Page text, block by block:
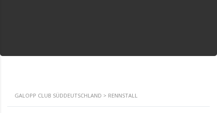
GALOPP CLUB SÜDDEUTSCHLAND > RENNSTALL